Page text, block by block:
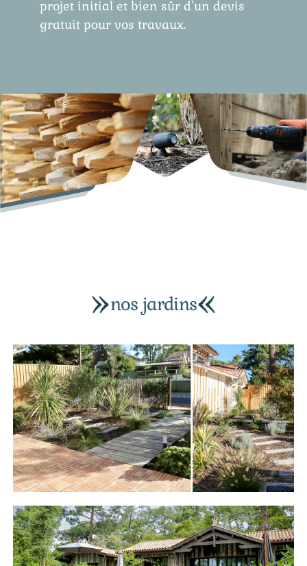
projet initial et bien sûr d’un devis
gratuit pour vos travaux.
nos jardins